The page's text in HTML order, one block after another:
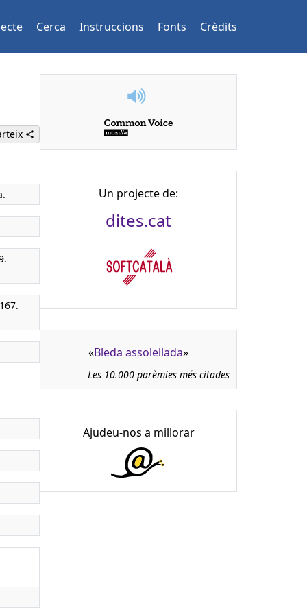
Cerca Instruccions Fonts Crèdits
Un projecte de:
dites.cat
«Bleda assolellada»
Les 10.000 parèmies més citades
Ajudeu-nos a millorar